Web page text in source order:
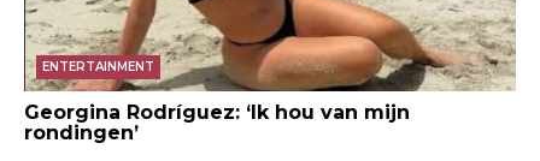
ENTERTAINMENT
Georgina Rodríguez: ‘Ik hou van mijn
rondingen’